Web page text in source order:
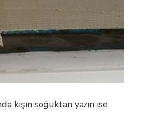
kışın soğuktan yazın ise